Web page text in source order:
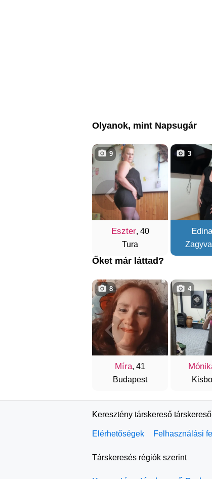
Olyanok, mint Napsugár
Eszter, 40
Tura
9
Edina
3
Őket már láttad?
Míra, 41
Budapest
8 4
Keresztény társkereső
Elérhetőségek Felhasználási
Társkeresés régiók szerint